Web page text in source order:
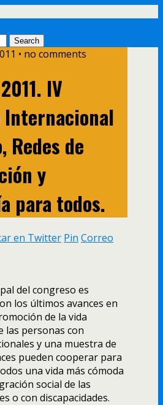
• no comments
IV
Internacional
Redes de
y
para todos.
en Twitter Pin Correo
del congreso es
los últimos avances en
de la vida
las personas con
y una muestra de
pueden cooperar para
una vida más cómoda
social de las
o con discapacidades.